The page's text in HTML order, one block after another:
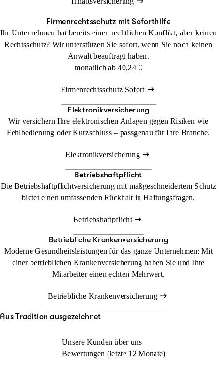
ambulante Pflegedienste (ohne
geprüftes Krankenpflegepersonal)
assistierende Tätigkeit wie zum
Beispiel Diät-, pharmazeutisch-
technischer-, Rettungsassistent
Handwerksbetriebe (Zahntechniker,
Firmenrechtsschutz mit Soforthilfe
Ihr Unternehmen hat bereits einen rechtlichen Konflikt, aber keinen
Rechtsschutz? Wir unterstützen Sie sofort, wenn Sie noch keinen
Anwalt beauftragt haben.
monatlich ab 40,24 €
Firmenrechtsschutz Sofort
Elektronikversicherung
Wir versichern Ihre elektronischen Anlagen gegen Risiken wie
Fehlbedienung oder Kurzschluss – passgenau für Ihre Branche.
Elektronikversicherung
Betriebshaftpflicht
Die Betriebshaftpflichtversicherung mit maßgeschneidertem Schutz
bietet einen umfassenden Rückhalt in Haftungsfragen.
Betriebshaftpflicht
Betriebliche Krankenversicherung
Moderne Gesundheitsleistungen für das ganze Unternehmen: Mit
einer betrieblichen Krankenversicherung haben Sie und Ihre
Mitarbeiter einen echten Mehrwert.
Betriebliche Krankenversicherung
Aus Tradition ausgezeichnet
Unsere Kunden über uns
Bewertungen (letzte 12 Monate)